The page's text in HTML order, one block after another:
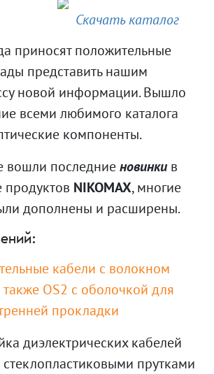
Скачать каталог
приносят положительные
представить нашим
новой информации. Вышло
всеми любимого каталога
компоненты.
вошли последниеновинкив
продуктов NIKOMAX, многие
дополнены и расширены.
кабели с волокном
OS2 с оболочкой для
прокладки
диэлектрических кабелей
прутками